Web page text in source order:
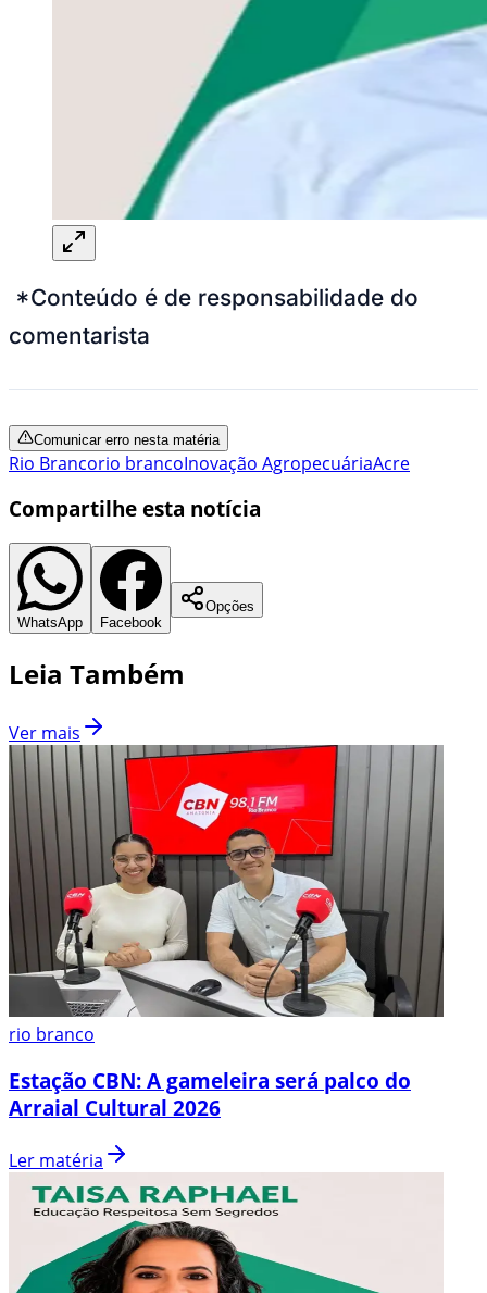
*Conteúdo é de responsabilidade do
comentarista
Comunicar erro nesta matéria
Rio Brancorio brancoInovação AgropecuáriaAcre
Compartilhe esta notícia
WhatsApp Facebook
Opções
Leia Também
Ver mais
rio branco
Estação CBN: A gameleira será palco do
Arraial Cultural 2026
Ler matéria